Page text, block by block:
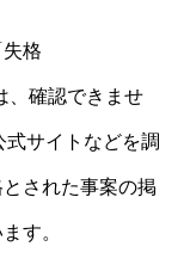
格
、確認できませ
サイトなどを調
された事案の掲
す。